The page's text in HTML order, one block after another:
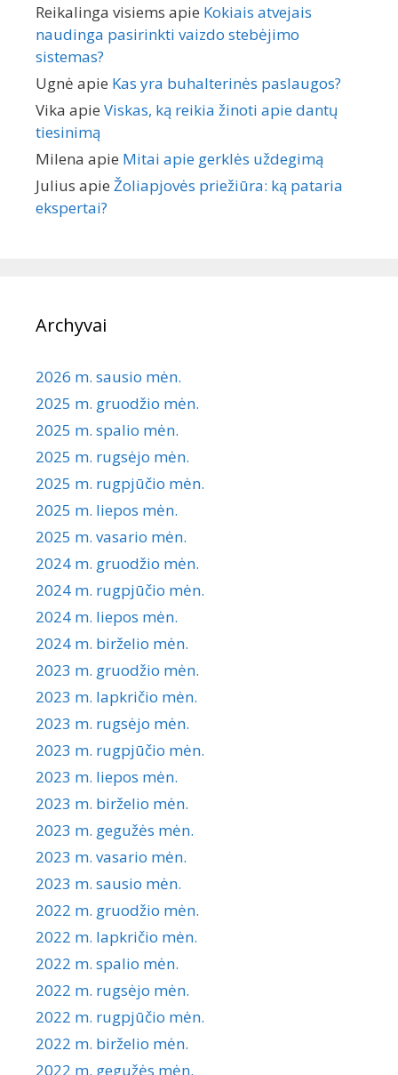
Reikalinga visiems apie Kokiais atvejais
naudinga pasirinkti vaizdo stebėjimo
sistemas?
Ugnė apie Kas yra buhalterinės paslaugos?
Vika apie Viskas, ką reikia žinoti apie dantų
tiesinimą
Milena apie Mitai apie gerklės uždegimą
Julius apie Žoliapjovės priežiūra: ką pataria
ekspertai?
Archyvai
2026 m. sausio mėn.
2025 m. gruodžio mėn.
2025 m. spalio mėn.
2025 m. rugsėjo mėn.
2025 m. rugpjūčio mėn.
2025 m. liepos mėn.
2025 m. vasario mėn.
2024 m. gruodžio mėn.
2024 m. rugpjūčio mėn.
2024 m. liepos mėn.
2024 m. birželio mėn.
2023 m. gruodžio mėn.
2023 m. lapkričio mėn.
2023 m. rugsėjo mėn.
2023 m. rugpjūčio mėn.
2023 m. liepos mėn.
2023 m. birželio mėn.
2023 m. gegužės mėn.
2023 m. vasario mėn.
2023 m. sausio mėn.
2022 m. gruodžio mėn.
2022 m. lapkričio mėn.
2022 m. spalio mėn.
2022 m. rugsėjo mėn.
2022 m. rugpjūčio mėn.
2022 m. birželio mėn.
2022 m. gegužės mėn.